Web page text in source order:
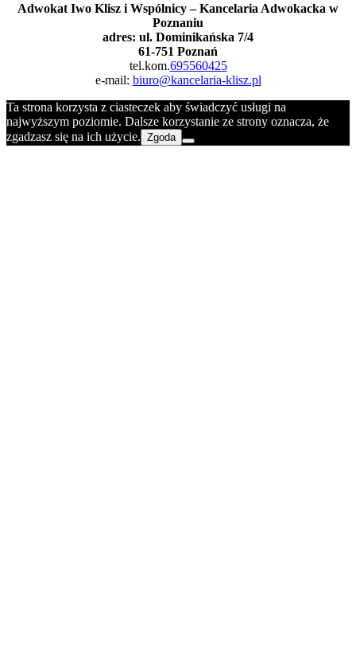
Adwokat Iwo Klisz i Wspólnicy – Kancelaria Adwokacka w
Poznaniu
adres: ul. Dominikańska 7/4
61-751 Poznań
tel.kom.695560425
e-mail: biuro@kancelaria-klisz.pl
Ta strona korzysta z ciasteczek aby świadczyć usługi na
najwyższym poziomie. Dalsze korzystanie ze strony oznacza, że
zgadzasz się na ich użycie. Zgoda